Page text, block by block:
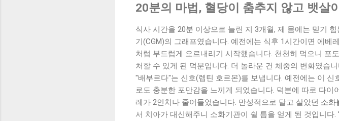
20분의 마법, 혈당이 춤추지 않고 뱃살
식사 시간을 20분 이상으로 늘린 지 3개월, 제 몸에는 믿기
기(CGM)의 그래프였습니다. 예전에는 식후 1시간이면 에
처럼 부드럽게 오르내리기 시작했습니다. 천천히 먹으니 포
처할 수 있게 된 덕분입니다. 더 놀라운 건 체중의 변화였습
"배부르다"는 신호(렙틴 호르몬)를 보냅니다. 예전에는 이
로도 충분한 포만감을 느끼게 되었습니다. 덕분에 따로 다
레가 2인치나 줄어들었습니다. 만성적으로 달고 살았던 소
서 치아가 대신해주니 소화기관이 쉴 틈을 얻게 된 것입니